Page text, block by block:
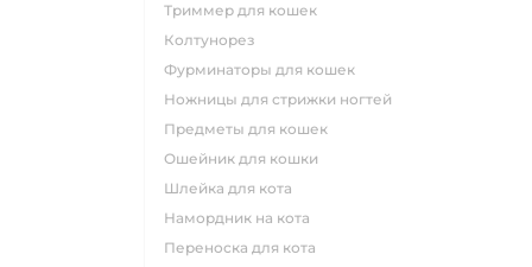
триммер для кошек
колтунорез
фурминаторы для кошек
ножницы для стрижки ногтей
предметы для кошек
ошейник для кошки
шлейка для кота
намордник на кота
переноска для кота